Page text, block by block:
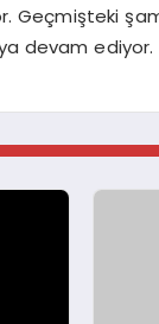
Geçmişteki
devam ediyor.